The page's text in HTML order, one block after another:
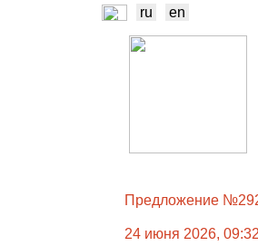
ru en
Предложение
24 июня 2026, 09:32